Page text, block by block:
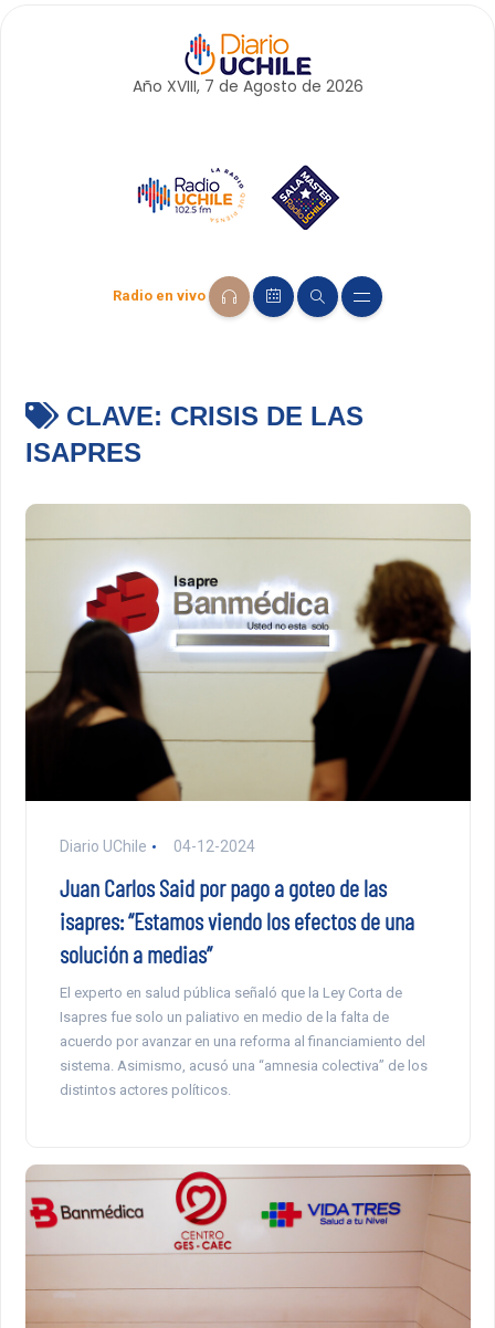
Año XVIII, 7 de Agosto de 2026
Radio en vivo
CLAVE: CRISIS DE LAS
ISAPRES
Diario UChile 04-12-2024
Juan Carlos Said por pago a goteo de las
isapres: “Estamos viendo los efectos de una
solución a medias”
El experto en salud pública señaló que la Ley Corta de
Isapres fue solo un paliativo en medio de la falta de
acuerdo por avanzar en una reforma al financiamiento del
sistema. Asimismo, acusó una “amnesia colectiva” de los
distintos actores políticos.